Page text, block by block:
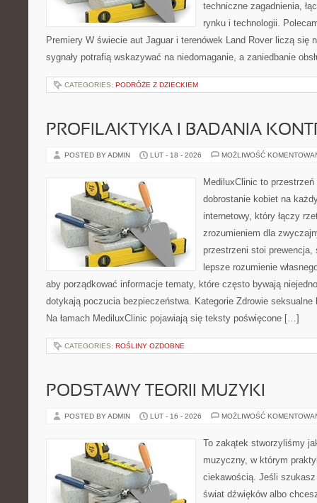
techniczne zagadnienia,
rynku i technologii.
Premiery W świecie aut Jaguar i terenówek Land Rover liczą się
sygnały potrafią wskazywać na niedomaganie, a zaniedbanie
CATEGORIES: PODRÓŻE Z DZIECKIEM
PROFILAKTYKA I BADANIA
POSTED BY ADMIN LUT - 18 - 2026 MOŻLIWOŚĆ
MediluxClinic to
dobrostanie kobiet na
internetowy, który łączy
zrozumieniem dla
przestrzeni stoi prewencja,
lepsze rozumienie
aby porządkować informacje tematy, które często bywają
dotykają poczucia bezpieczeństwa. Kategorie Zdrowie
Na łamach MediluxClinic pojawiają się teksty poświęcone […]
CATEGORIES: ROŚLINY OZDOBNE
PODSTAWY TEORII MUZYKI
POSTED BY ADMIN LUT - 16 - 2026 MOŻLIWOŚĆ
To zakątek stworzyliśmy
muzyczny, w którym
ciekawością. Jeśli
świat dźwięków albo